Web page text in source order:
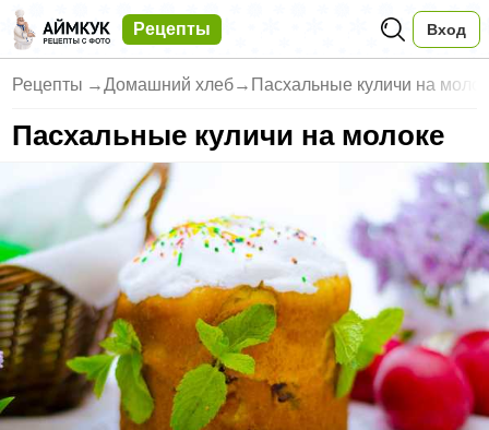
Рецепты Вход
Рецепты →Домашний хлеб→ Пасхальные куличи на
Пасхальные куличи на молоке